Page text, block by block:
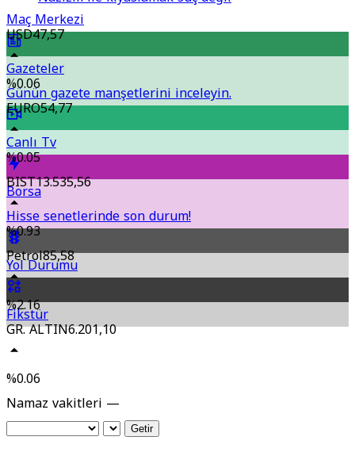
Maç Merkezi
Gazeteler
Günün gazete manşetlerini inceleyin.
Canlı Tv
Borsa
Hisse senetlerinde son durum!
Yol Durumu
Fikstür
USD47,57
%0.06
EURO54,77
%0.05
BIST13.535,56
%0.93
Petrol85,58
%2.16
GR. ALTIN6.201,10
%0.06
Namaz vakitleri —
Getir